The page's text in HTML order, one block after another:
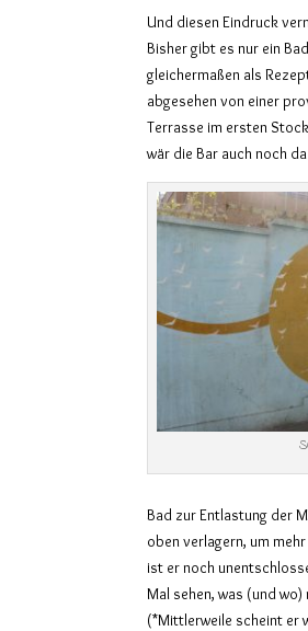
Und diesen Eindruck
Bisher gibt es nur ein
gleichermaßen als
abgesehen von einer
Terrasse im ersten
wär die Bar auch noch
Bad zur Entlastung der
oben verlagern, um
ist er noch
Mal sehen, was (und
(*Mittlerweile scheint er